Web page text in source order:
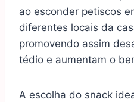
ao esconder petiscos
diferentes locais da
promovendo assim
tédio e aumentam o
A escolha do snack